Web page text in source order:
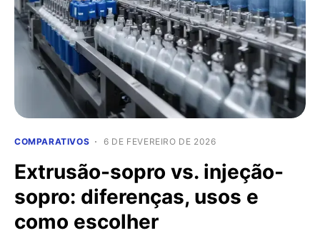
COMPARATIVOS 6 DE FEVEREIRO DE 2026
Extrusão-sopro vs. injeção-
sopro: diferenças, usos e
como escolher